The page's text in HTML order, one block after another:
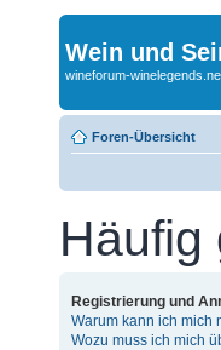
Wein und
wineforum-
Foren-Übersicht
Häufig
Registrierung und
Warum kann ich mich
Wozu muss ich mich